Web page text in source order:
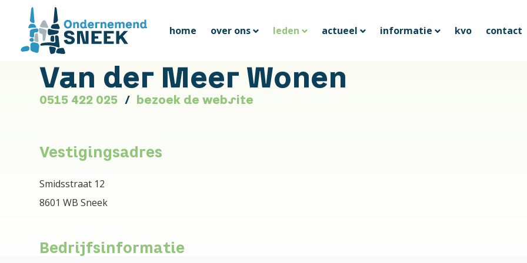
home over ons leden actueel informatie kvo contact
Van der Meer Wonen
0515 422 025 bezoek de website
Vestigingsadres
Smidsstraat 12
8601 WB Sneek
Bedrijfsinformatie